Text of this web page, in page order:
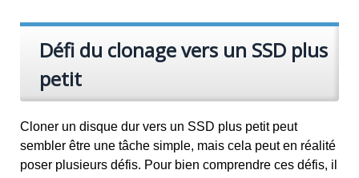
Défi du clonage vers un SSD plus
petit
Cloner un disque dur vers un SSD plus petit peut
sembler être une tâche simple, mais cela peut en réalité
poser plusieurs défis. Pour bien comprendre ces défis, il